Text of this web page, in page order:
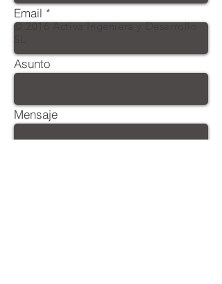
Email
Asunto
Mensaje
© 2016 Activa Ingeniera y Desarrollo